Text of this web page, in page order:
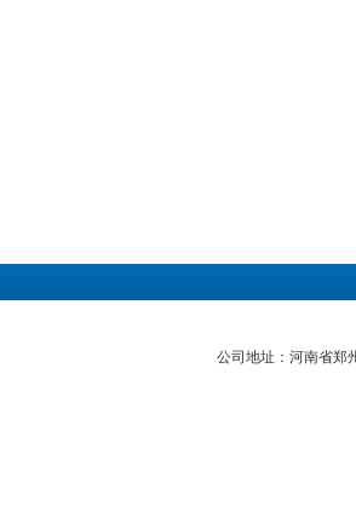
公司地址：河南省